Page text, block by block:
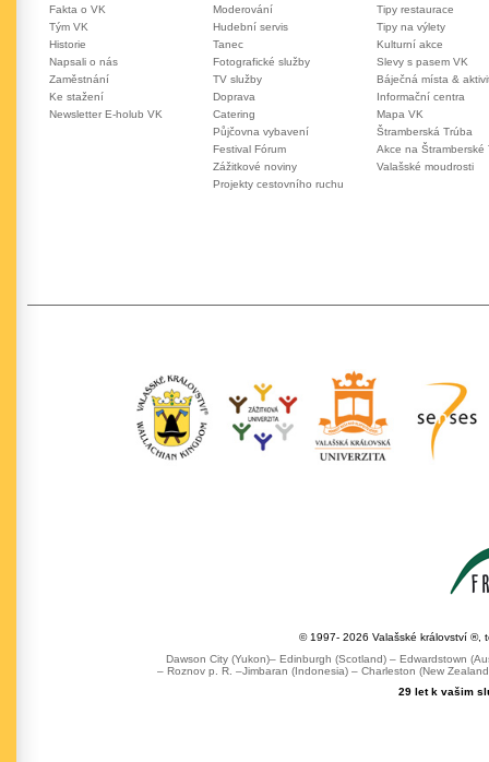
Fakta o VK
Tým VK
Historie
Napsali o nás
Zaměstnání
Ke stažení
Newsletter E-holub VK
Moderování
Hudební servis
Tanec
Fotografické služby
TV služby
Doprava
Catering
Půjčovna vybavení
Festival Fórum
Zážitkové noviny
Projekty cestovního ruchu
Tipy restaurace
Tipy na výlety
Kulturní akce
Slevy s pasem VK
Báječná místa &
Informační centra
Mapa VK
Štramberská Trúba
Akce na Štramberské
Valašské moudrosti
© 1997- 2026 Valašské království ®,
Dawson City (Yukon)– Edinburgh (Scotland) – Edwardstown
– Roznov p. R. –Jimbaran (Indonesia) – Charleston (New
29 let k vašim